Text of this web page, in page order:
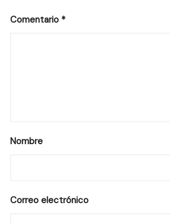
Comentario *
Nombre
Correo electrónico